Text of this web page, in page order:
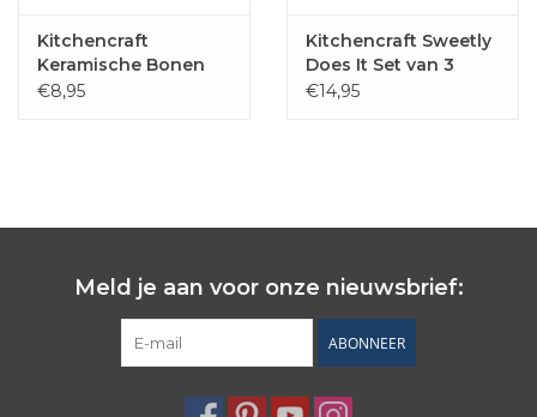
Kitchencraft
Keramische Bonen
(500g) Bak
€8,95
Kitchencraft Sweetly
Does It Set van 3
Paletmessen
€14,95
Meld je aan voor onze nieuwsbrief:
ABONNEER